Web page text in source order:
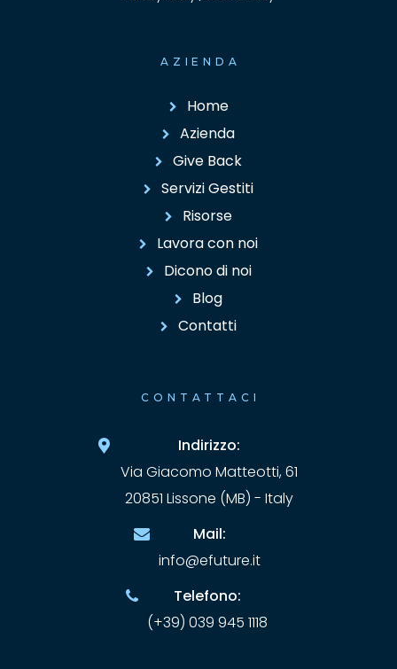
AZIENDA
Home
Azienda
Give Back
Servizi Gestiti
Risorse
Lavora con noi
Dicono di noi
Blog
Contatti
CONTATTACI
Indirizzo:
Via Giacomo Matteotti, 61
20851 Lissone (MB) - Italy
Mail:
info@efuture.it
Telefono:
(+39) 039 945 1118